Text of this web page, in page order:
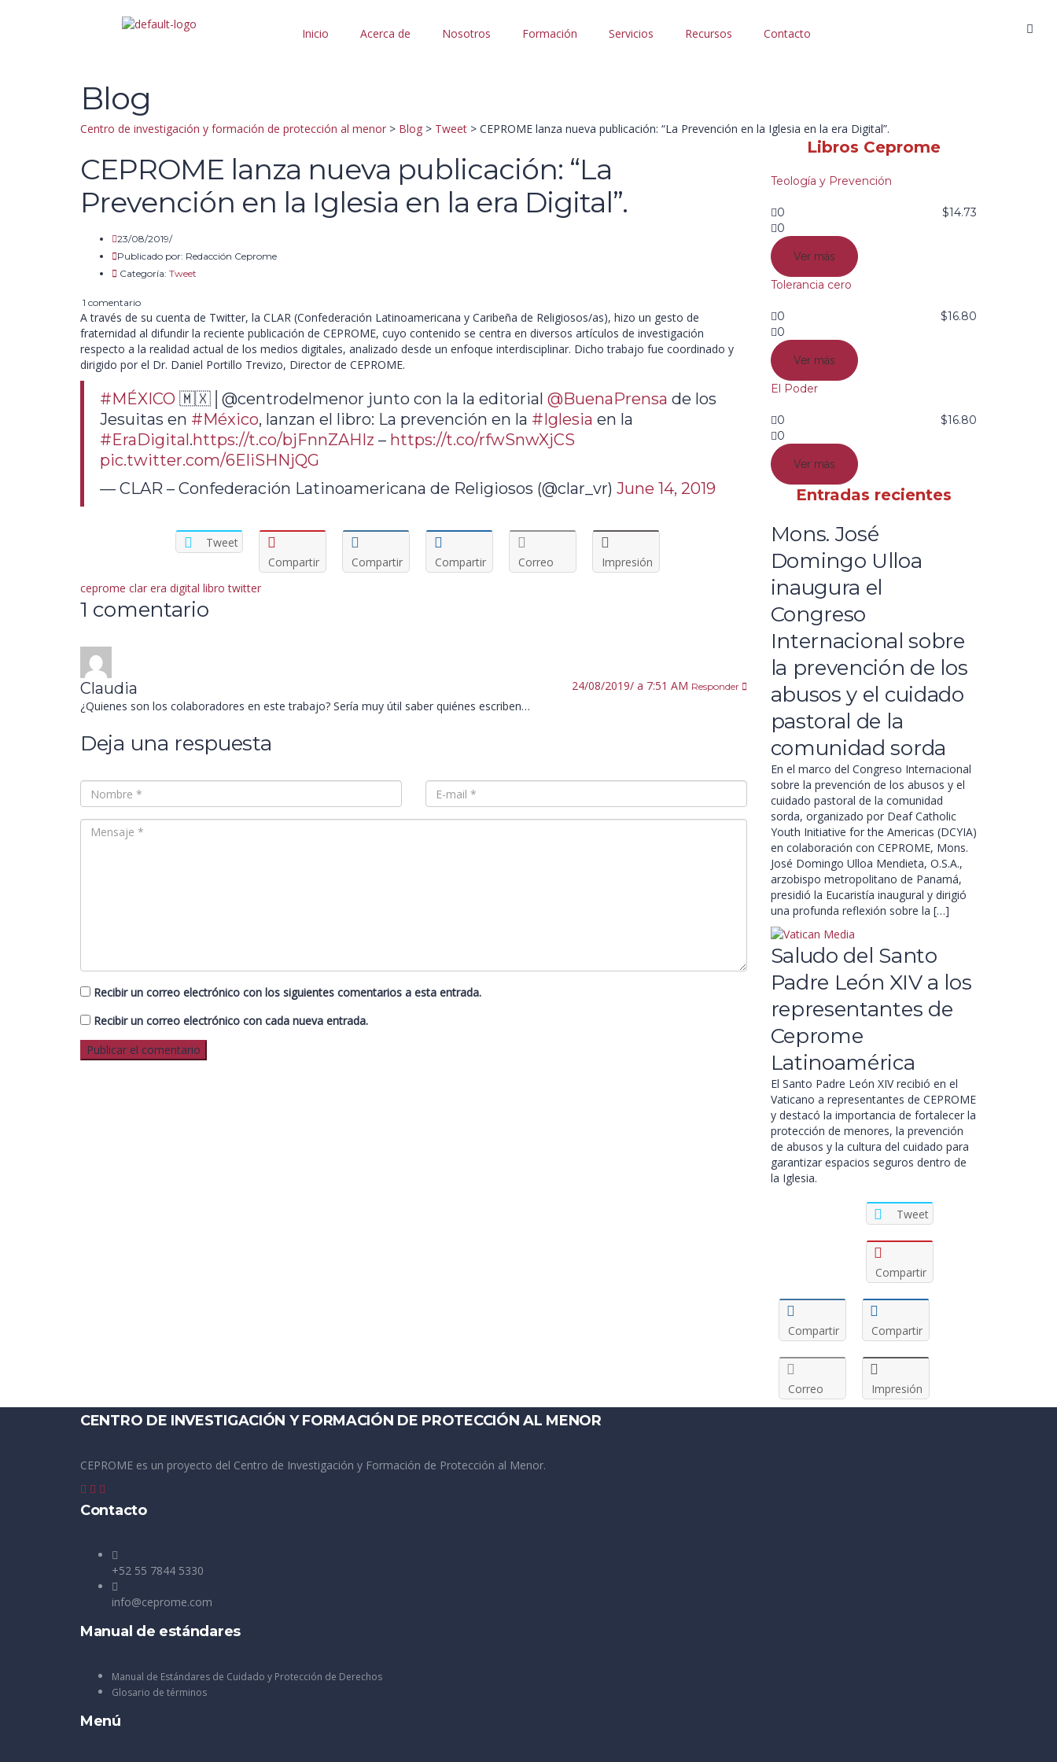
Inicio Acerca de Nosotros Formación Servicios Recursos Contacto
Blog
Centro de investigación y formación de protección al menor > Blog > Tweet > CEPROME lanza nueva publicación: “La Prevención en la Iglesia en la era Digital”.
CEPROME lanza nueva publicación: “La
Prevención en la Iglesia en la era Digital”.
23/08/2019/
Publicado por: Redacción Ceprome
Categoría: Tweet
1 comentario
A través de su cuenta de Twitter, la CLAR (Confederación Latinoamericana y Caribeña de Religiosos/as), hizo un gesto de
fraternidad al difundir la reciente publicación de CEPROME, cuyo contenido se centra en diversos artículos de investigación
respecto a la realidad actual de los medios digitales, analizado desde un enfoque interdisciplinar. Dicho trabajo fue coordinado y
dirigido por el Dr. Daniel Portillo Trevizo, Director de CEPROME.
#MÉXICO 🇲🇽│@centrodelmenor junto con la la editorial @BuenaPrensa de los
Jesuitas en #México, lanzan el libro: La prevención en la #Iglesia en la
#EraDigital.https://t.co/bjFnnZAHIz – https://t.co/rfwSnwXjCS
pic.twitter.com/6EliSHNjQG
— CLAR – Confederación Latinoamericana de Religiosos (@clar_vr) June 14, 2019
Tweet
Compartir
Compartir Compartir Correo
Impresión
ceprome clar era digital libro twitter
1 comentario
Claudia 24/08/2019/ a 7:51 AM Responder
¿Quienes son los colaboradores en este trabajo? Sería muy útil saber quiénes escriben…
Deja una respuesta
Recibir un correo electrónico con los siguientes comentarios a esta entrada.
Recibir un correo electrónico con cada nueva entrada.
Libros Ceprome
Teología y Prevención
0
0
$14.73
Ver más
Tolerancia cero
0
0
$16.80
Ver más
El Poder
0
0
$16.80
Ver más
Entradas recientes
Mons. José
Domingo Ulloa
inaugura el
Congreso
Internacional sobre
la prevención de los
abusos y el cuidado
pastoral de la
comunidad sorda
En el marco del Congreso Internacional
sobre la prevención de los abusos y el
cuidado pastoral de la comunidad
sorda, organizado por Deaf Catholic
Youth Initiative for the Americas (DCYIA)
en colaboración con CEPROME, Mons.
José Domingo Ulloa Mendieta, O.S.A.,
arzobispo metropolitano de Panamá,
presidió la Eucaristía inaugural y dirigió
una profunda reflexión sobre la […]
Saludo del Santo
Padre León XIV a los
representantes de
Ceprome
Latinoamérica
El Santo Padre León XIV recibió en el
Vaticano a representantes de CEPROME
y destacó la importancia de fortalecer la
protección de menores, la prevención
de abusos y la cultura del cuidado para
garantizar espacios seguros dentro de
la Iglesia.
Tweet
Compartir
Compartir Compartir
Correo Impresión
CENTRO DE INVESTIGACIÓN Y FORMACIÓN DE PROTECCIÓN AL MENOR
CEPROME es un proyecto del Centro de Investigación y Formación de Protección al Menor.
Contacto
+52 55 7844 5330
info@ceprome.com
Manual de estándares
Manual de Estándares de Cuidado y Protección de Derechos
Glosario de términos
Menú